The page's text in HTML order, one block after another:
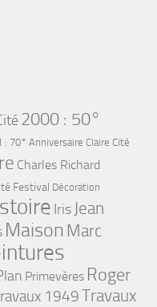
2000 : 50°
: 70° Anniversaire Claire Cité
Charles Richard
Festival Décoration
Iris Jean
Maison Marc
Primevères Roger
1949Travaux